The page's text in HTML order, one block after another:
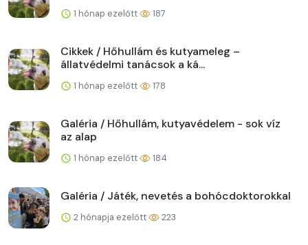
1 hónap ezelőtt 187
Cikkek / Hőhullám és kutyameleg –
állatvédelmi tanácsok a ká...
1 hónap ezelőtt 178
Galéria / Hőhullám, kutyavédelem - sok víz
az alap
1 hónap ezelőtt 184
Galéria / Játék, nevetés a bohócdoktorokkal
2 hónapja ezelőtt 223